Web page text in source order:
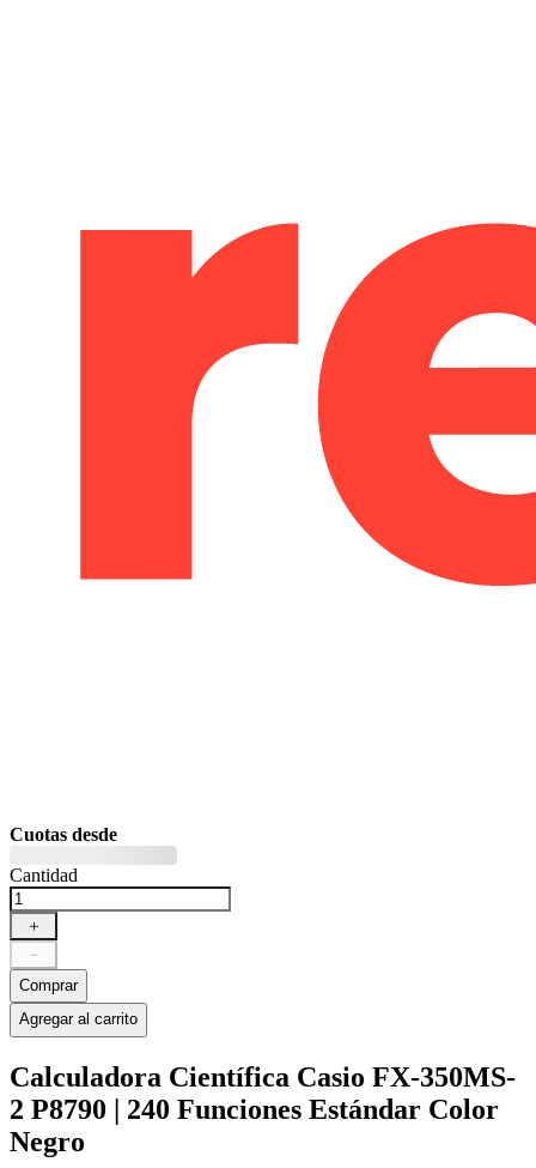
Cuotas desde
Cantidad
＋
－
Comprar
Agregar al carrito
Calculadora Científica Casio FX-350MS-
2 P8790 | 240 Funciones Estándar Color
Negro